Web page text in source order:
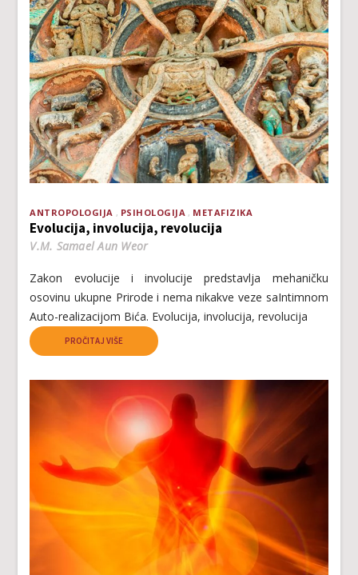
ANTROPOLOGIJA PSIHOLOGIJA METAFIZIKA
Evolucija, involucija, revolucija
V.M. Samael Aun Weor
Zakon evolucije i involucije predstavlja mehaničku
osovinu ukupne Prirode i nema nikakve veze saIntimnom
Auto-realizacijom Bića. Evolucija, involucija, revolucija
PROČITAJ VIŠE